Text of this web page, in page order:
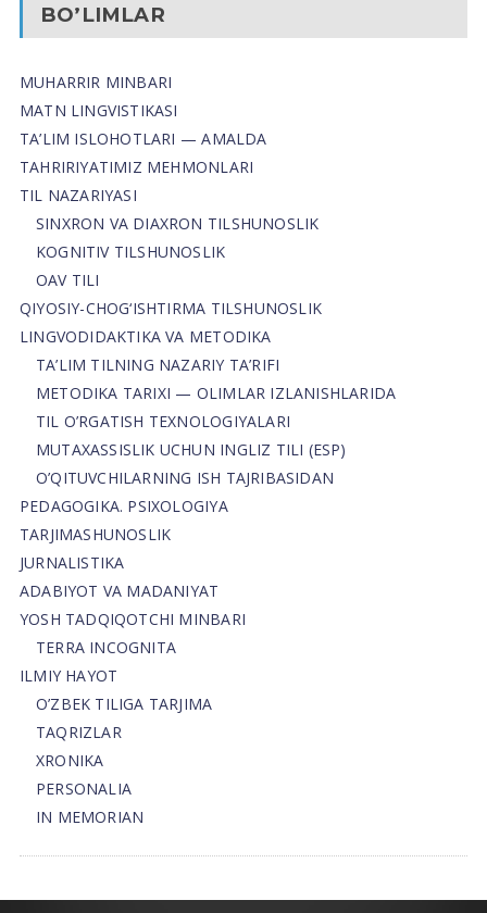
BO’LIMLAR
MUHARRIR MINBARI
MATN LINGVISTIKASI
TA’LIM ISLOHOTLARI — AMALDA
TAHRIRIYATIMIZ MEHMONLARI
TIL NAZARIYASI
SINXRON VA DIAXRON TILSHUNOSLIK
KOGNITIV TILSHUNOSLIK
OAV TILI
QIYOSIY-CHOG‘ISHTIRMA TILSHUNOSLIK
LINGVODIDAKTIKA VA METODIKA
TA’LIM TILNING NAZARIY TA’RIFI
METODIKA TARIXI — OLIMLAR IZLANISHLARIDA
TIL O’RGATISH TEXNOLOGIYALARI
MUTAXASSISLIK UCHUN INGLIZ TILI (ESP)
O’QITUVCHILARNING ISH TAJRIBASIDAN
PEDAGOGIKA. PSIXOLOGIYA
TARJIMASHUNOSLIK
JURNALISTIKA
ADABIYOT VA MADANIYAT
YOSH TADQIQOTCHI MINBARI
TERRA INCOGNITA
ILMIY HAYOT
O’ZBEK TILIGA TARJIMA
TAQRIZLAR
XRONIKA
PERSONALIA
IN MEMORIAN